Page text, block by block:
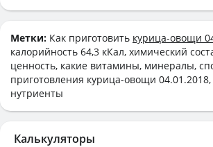
Метки: Как приготовить курица-овощи
калорийность 64,3 кКал, химический
ценность, какие витамины, минералы,
приготовления курица-овощи
нутриенты
Калькуляторы